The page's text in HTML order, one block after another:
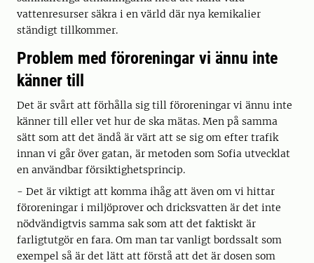
vattenresurser säkra i en värld där nya kemikalier
ständigt tillkommer.
Problem med föroreningar vi ännu inte
känner till
Det är svårt att förhålla sig till föroreningar vi ännu inte
känner till eller vet hur de ska mätas. Men på samma
sätt som att det ändå är värt att se sig om efter trafik
innan vi går över gatan, är metoden som Sofia utvecklat
en användbar försiktighetsprincip.
- Det är viktigt att komma ihåg att även om vi hittar
föroreningar i miljöprover och dricksvatten är det inte
nödvändigtvis samma sak som att det faktiskt är
farligtutgör en fara. Om man tar vanligt bordssalt som
exempel så är det lätt att förstå att det är dosen som